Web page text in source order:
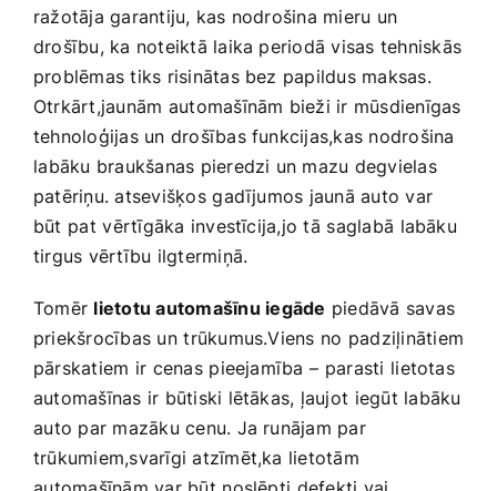
ražotāja ​garantiju, kas‍ nodrošina ‍mieru un
‌drošību, ka noteiktā​ laika periodā visas ‍tehniskās
problēmas tiks risinātas bez papildus maksas.
Otrkārt,jaunām ⁣automašīnām bieži ​ir mūsdienīgas⁢
tehnoloģijas un drošības​ funkcijas,kas nodrošina
⁢labāku braukšanas pieredzi un mazu degvielas
patēriņu. atsevišķos⁢ gadījumos​ jaunā auto‌ var
būt⁣ pat ⁤vērtīgāka​ investīcija,jo tā ⁣saglabā ⁤labāku⁣
tirgus vērtību‍ ilgtermiņā.
Tomēr lietotu automašīnu⁤ iegāde piedāvā savas
priekšrocības un⁤ trūkumus.Viens​ no ⁢padziļinātiem
pārskatiem ir⁤ cenas ⁢pieejamība⁢ – ⁣parasti ⁢lietotas
automašīnas‍ ir būtiski lētākas, ļaujot ⁤iegūt labāku
⁣auto ‌par mazāku cenu. Ja runājam par
trūkumiem,svarīgi atzīmēt,ka lietotām